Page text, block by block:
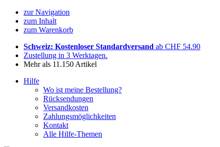
zur Navigation
zum Inhalt
zum Warenkorb
Schweiz: Kostenloser Standardversand ab CHF 54.90
Zustellung in 3 Werktagen.
Mehr als 11.150 Artikel
Hilfe
Wo ist meine Bestellung?
Rücksendungen
Versandkosten
Zahlungsmöglichkeiten
Kontakt
Alle Hilfe-Themen